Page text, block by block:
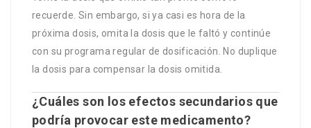
recuerde. Sin embargo, si ya casi es hora de la
próxima dosis, omita la dosis que le faltó y continúe
con su programa regular de dosificación. No duplique
la dosis para compensar la dosis omitida.
¿Cuáles son los efectos secundarios que
podría provocar este medicamento?